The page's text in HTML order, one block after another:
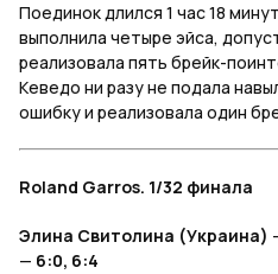
Поединок длился 1 час 18
выполнила четыре эйса,
реализовала пять брейк-
Кеведо ни разу не подала
ошибку и реализовала один
Roland Garros. 1/32 финала
Элина Свитолина (Украина)
— 6:0, 6:4